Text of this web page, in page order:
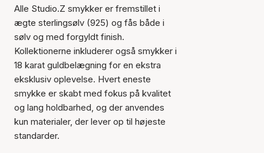
Alle Studio.Z smykker er fremstillet i
ægte sterlingsølv (925) og fås både i
sølv og med forgyldt finish.
Kollektionerne inkluderer også smykker i
18 karat guldbelægning for en ekstra
eksklusiv oplevelse. Hvert eneste
smykke er skabt med fokus på kvalitet
og lang holdbarhed, og der anvendes
kun materialer, der lever op til højeste
standarder.